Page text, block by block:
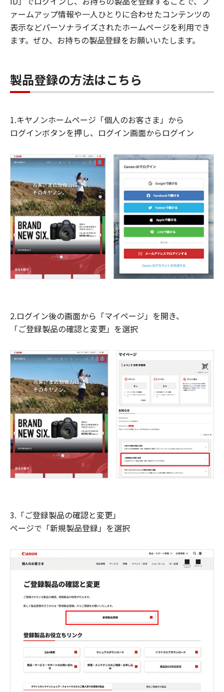
ァームアップ情報や一人ひとりに合わせたコンテンツの
表示などパーソナライズされたホームページを利用でき
ます。ぜひ、お持ちの製品登録をお願いいたします。
製品登録の方法はこちら
1.キヤノンホームページ「個人のお客さま」から
ログインボタンを押し、ログイン画面からログイン
2.ログイン後の画面から「マイページ」を開き、
「ご登録製品の確認と変更」を選択
3.「ご登録製品の確認と変更」
ページで「新規製品登録」を選択